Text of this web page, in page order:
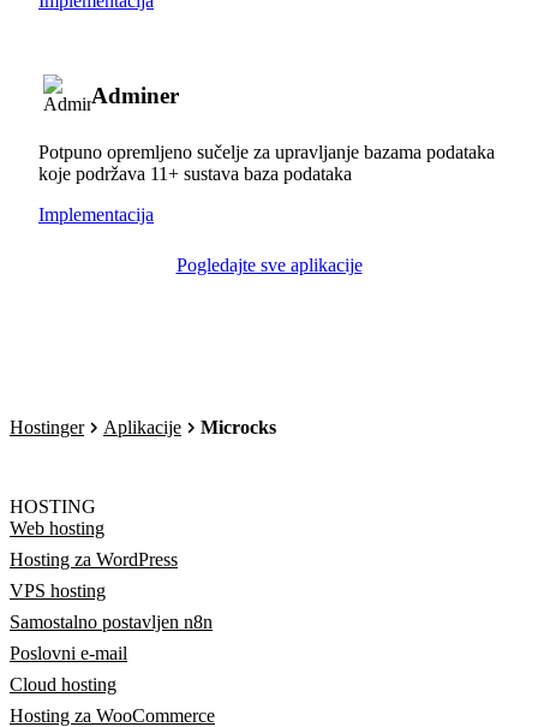
Adminer
Potpuno opremljeno sučelje za upravljanje bazama podataka
koje podržava 11+ sustava baza podataka
Implementacija
Pogledajte sve aplikacije
Hostinger Aplikacije Microcks
HOSTING
Web hosting
Hosting za WordPress
VPS hosting
Samostalno postavljen n8n
Poslovni e-mail
Cloud hosting
Hosting za WooCommerce